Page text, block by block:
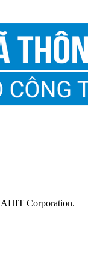
AHIT Corporation.